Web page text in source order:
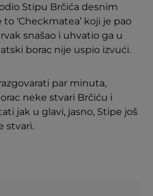
Stipu Brčića desnim
‘Checkmatea’ koji je pao
snašao i uhvatio ga u
borac nije uspio izvući.
par minuta,
neke stvari Brčiću i
jak u glavi, jasno, Stipe još
stvari.